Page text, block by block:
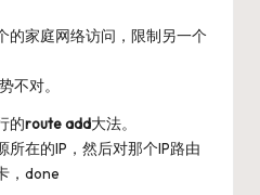
的家庭网络访问，限制另一个
不对。
的route add大法。
在的IP，然后对那个IP路由
，done